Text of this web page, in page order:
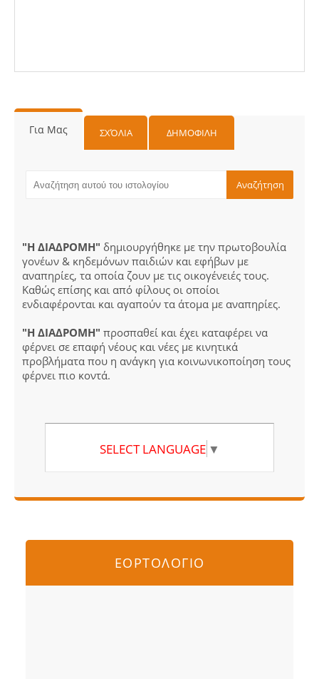
Για Μας ΣΧΌΛΙΑ ΔΗΜΟΦΙΛΗ
"Η ΔΙΑΔΡΟΜΗ" δημιουργήθηκε με την πρωτοβουλία
γονέων & κηδεμόνων παιδιών και εφήβων με
αναπηρίες, τα οποία ζουν με τις οικογένειές τους.
Καθώς επίσης και από φίλους οι οποίοι
ενδιαφέρονται και αγαπούν τα άτομα με αναπηρίες.
"Η ΔΙΑΔΡΟΜΗ" προσπαθεί και έχει καταφέρει να
φέρνει σε επαφή νέους και νέες με κινητικά
προβλήματα που η ανάγκη για κοινωνικοποίηση τους
φέρνει πιο κοντά.
SELECT LANGUAGE ▼
ΕΟΡΤΟΛΟΓΙΟ